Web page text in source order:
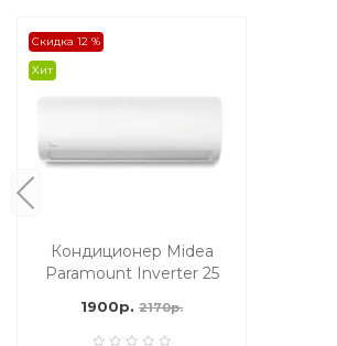
Скидка 12 %
Хит
Кондиционер Midea
Paramount Inverter 25
1900р. 2170р.